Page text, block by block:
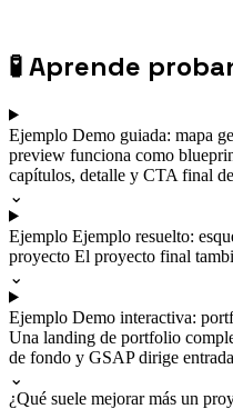
🧪Aprende
Ejemplo Demo guiada: mapa
preview funciona como
capítulos, detalle y CTA final
⌄
Ejemplo Ejemplo resuelto:
proyecto El proyecto final
⌄
Ejemplo Demo interactiva:
Una landing de portfolio
de fondo y GSAP dirige
⌄
¿Qué suele mejorar más un